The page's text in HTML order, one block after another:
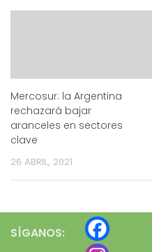
Mercosur: la Argentina
rechazará bajar
aranceles en sectores
clave
26 ABRIL, 2021
SÍGANOS: